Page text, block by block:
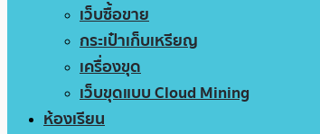
เว็บซื้อขาย
กระเป๋าเก็บเหรียญ
เครื่องขุด
เว็บขุดแบบ Cloud Mining
ห้องเรียน